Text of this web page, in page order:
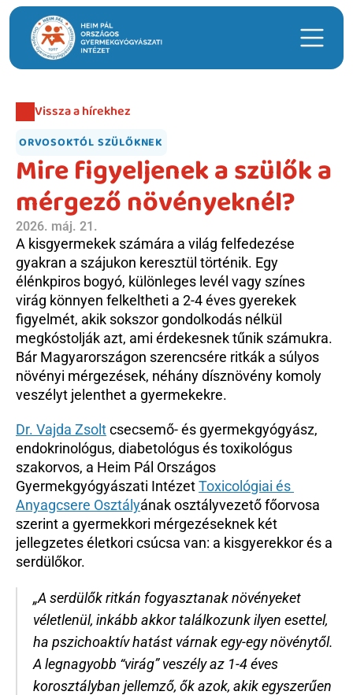
Hasznos linkek
Időpontfoglalás
Intézeti ügyeleti ellátás
Hírek
Telephelyek
Anyatejgyűjtő
Adományozás
Betegellátás
Beutaló kódok
Intézet
Gyerekeknek
HEIM Akadémia
Karrier
Vissza a hírekhez
ORVOSOKTÓL SZÜLŐKNEK
Mire figyeljenek a szülők a
mérgező növényeknél?
2026. máj. 21.
A kisgyermekek számára a világ felfedezése
gyakran a szájukon keresztül történik. Egy
élénkpiros bogyó, különleges levél vagy színes
virág könnyen felkeltheti a 2-4 éves gyerekek
figyelmét, akik sokszor gondolkodás nélkül
megkóstolják azt, ami érdekesnek tűnik számukra.
Bár Magyarországon szerencsére ritkák a súlyos
növényi mérgezések, néhány dísznövény komoly
veszélyt jelenthet a gyermekekre.
Dr. Vajda Zsolt csecsemő- és gyermekgyógyász,
endokrinológus, diabetológus és toxikológus
szakorvos, a Heim Pál Országos
Gyermekgyógyászati Intézet Toxicológiai és
Anyagcsere Osztályának osztályvezető főorvosa
szerint a gyermekkori mérgezéseknek két
jellegzetes életkori csúcsa van: a kisgyerekkor és a
serdülőkor.
„A serdülők ritkán fogyasztanak növényeket
véletlenül, inkább akkor találkozunk ilyen esettel,
ha pszichoaktív hatást várnak egy-egy növénytől.
A legnagyobb “virág” veszély az 1-4 éves
korosztályban jellemző, ők azok, akik egyszerűen